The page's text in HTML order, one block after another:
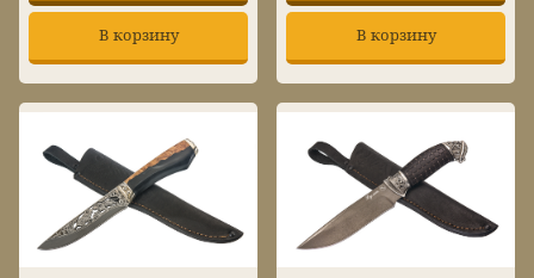
В корзину В корзину